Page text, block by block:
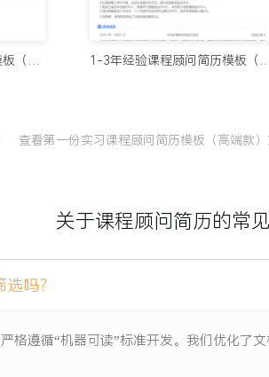
项目负责人
时间安排，确认合作
数据，录入项目跟踪
查看第一份实习课程顾问简历模板（高端款
关于课程顾问简历的常
吗？
格遵循“机器可读”标准开发。我们优化了